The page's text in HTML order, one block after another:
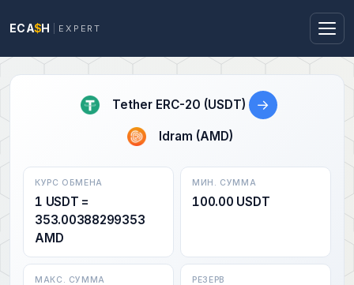
ECA$H EXPERT
Tether ERC-20 (USDT) →
Idram (AMD)
КУРС ОБМЕНА
1 USDT =
353.00388299353
AMD
МИН. СУММА
100.00 USDT
МАКС. СУММА РЕЗЕРВ